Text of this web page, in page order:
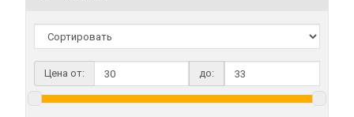
Цена от: до: